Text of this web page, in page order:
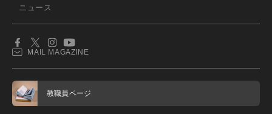
ニュース
MAIL MAGAZINE
教職員ページ